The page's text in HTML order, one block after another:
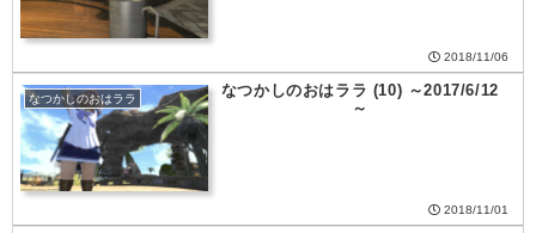
2018/11/06
なつかしのおはララ
なつかしのおはララ (10) ～2017/6/12
～
2018/11/01